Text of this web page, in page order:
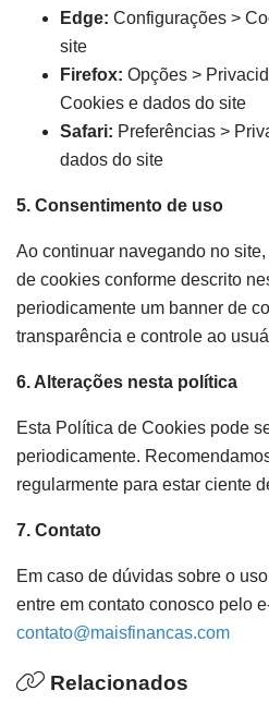
Edge: Configurações >
site
Firefox: Opções >
Cookies e dados do site
Safari: Preferências >
dados do site
5. Consentimento de uso
Ao continuar navegando no
de cookies conforme descrito
periodicamente um banner de
transparência e controle ao
6. Alterações nesta política
Esta Política de Cookies pode
periodicamente.
regularmente para estar ciente
7. Contato
Em caso de dúvidas sobre o
entre em contato conosco pelo
contato@maisfinancas.com
Relacionados